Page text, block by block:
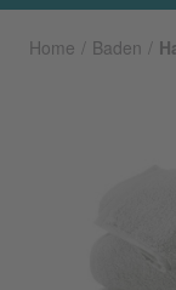
Home Baden